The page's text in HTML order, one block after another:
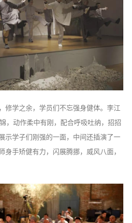
修学之余，学员们不忘强身健体。李江
，动作柔中有刚，配合呼吸吐纳，招招
示学子们刚强的一面，中间还插演了一
身手矫健有力，闪展腾挪，威风八面，